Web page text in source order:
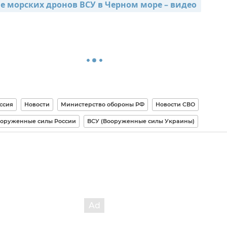
морских дронов ВСУ в Черном море – видео
Новости Министерство обороны РФ Новости СВО
силы России ВСУ (Вооруженные силы Украины)